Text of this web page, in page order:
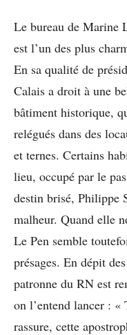
Le bureau de Marine
est l’un des plus
En sa qualité de
Calais a droit à une
bâtiment historique,
relégués dans des
et ternes. Certains
lieu, occupé par le
destin brisé, Philippe
malheur. Quand elle
Le Pen semble
présages. En dépit
patronne du RN est
on l’entend lancer : «
rassure, cette